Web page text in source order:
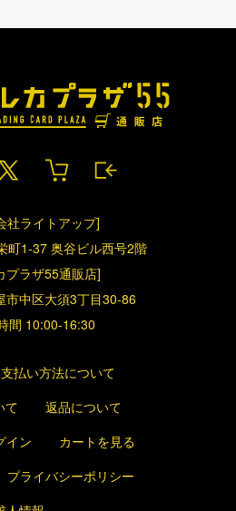
社ライトアップ]
町1-37 奥谷ビル西号2階
プラザ55通販店]
市中区大須3丁目30-86
間 10:00-16:30
支払い方法について
て
返品について
イン
カートを見る
プライバシーポリシー